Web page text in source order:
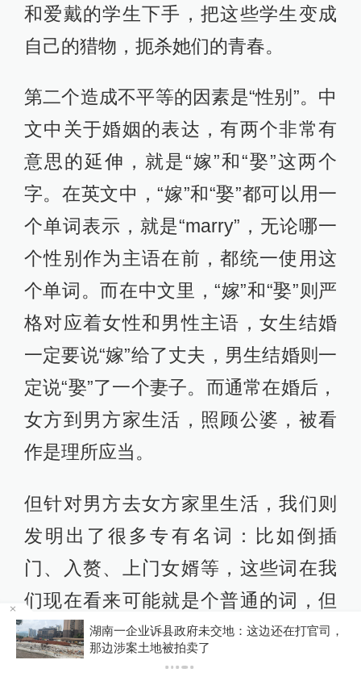
和爱戴的学生下手，把这些学生变成
自己的猎物，扼杀她们的青春。
第二个造成不平等的因素是“性别”。中
文中关于婚姻的表达，有两个非常有
意思的延伸，就是“嫁”和“娶”这两个
字。在英文中，“嫁”和“娶”都可以用一
个单词表示，就是“marry”，无论哪一
个性别作为主语在前，都统一使用这
个单词。而在中文里，“嫁”和“娶”则严
格对应着女性和男性主语，女生结婚
一定要说“嫁”给了丈夫，男生结婚则一
定说“娶”了一个妻子。而通常在婚后，
女方到男方家生活，照顾公婆，被看
作是理所应当。
但针对男方去女方家里生活，我们则
发明出了很多专有名词：比如倒插
门、入赘、上门女婿等，这些词在我
们现在看来可能就是个普通的词，但
在古时候，或者现在相对保守的农村
地区，这样的词还暗含着一层贬义和
湖南一企业诉县政府未交地：这边还在打官司，
那边涉案土地被拍卖了